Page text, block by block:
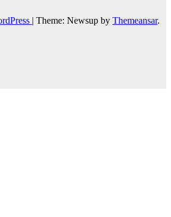
| Theme: Newsup by Themeansar.